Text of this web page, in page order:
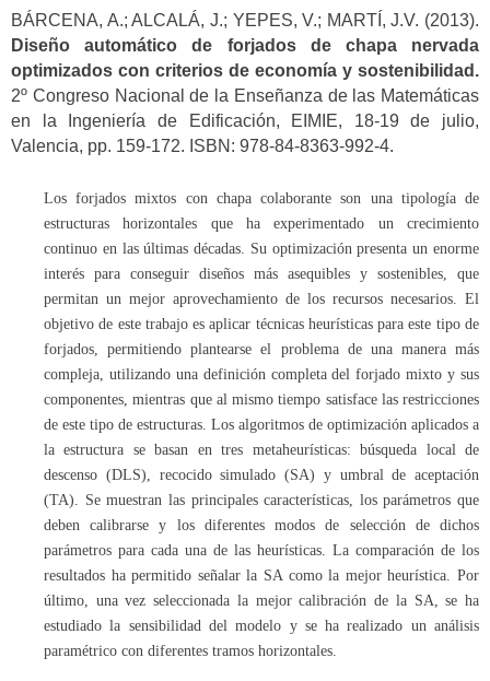
BÁRCENA, A.; ALCALÁ, J.; YEPES, V.; MARTÍ, J.V. (2013).
Diseño automático de forjados de chapa nervada
optimizados con criterios de economía y sostenibilidad.
2º Congreso Nacional de la Enseñanza de las Matemáticas
en la Ingeniería de Edificación, EIMIE, 18-19 de julio,
Valencia, pp. 159-172. ISBN: 978-84-8363-992-4.
Los forjados mixtos con chapa colaborante son una tipología de
estructuras horizontales que ha experimentado un crecimiento
continuo en las últimas décadas. Su optimización presenta un enorme
interés para conseguir diseños más asequibles y sostenibles, que
permitan un mejor aprovechamiento de los recursos necesarios. El
objetivo de este trabajo es aplicar técnicas heurísticas para este tipo de
forjados, permitiendo plantearse el problema de una manera más
compleja, utilizando una definición completa del forjado mixto y sus
componentes, mientras que al mismo tiempo satisface las restricciones
de este tipo de estructuras. Los algoritmos de optimización aplicados a
la estructura se basan en tres metaheurísticas: búsqueda local de
descenso (DLS), recocido simulado (SA) y umbral de aceptación
(TA). Se muestran las principales características, los parámetros que
deben calibrarse y los diferentes modos de selección de dichos
parámetros para cada una de las heurísticas. La comparación de los
resultados ha permitido señalar la SA como la mejor heurística. Por
último, una vez seleccionada la mejor calibración de la SA, se ha
estudiado la sensibilidad del modelo y se ha realizado un análisis
paramétrico con diferentes tramos horizontales.